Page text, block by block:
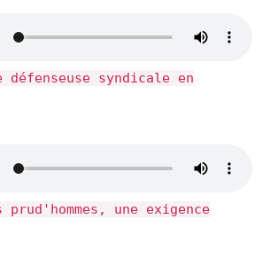
défenseuse syndicale en
une exigence